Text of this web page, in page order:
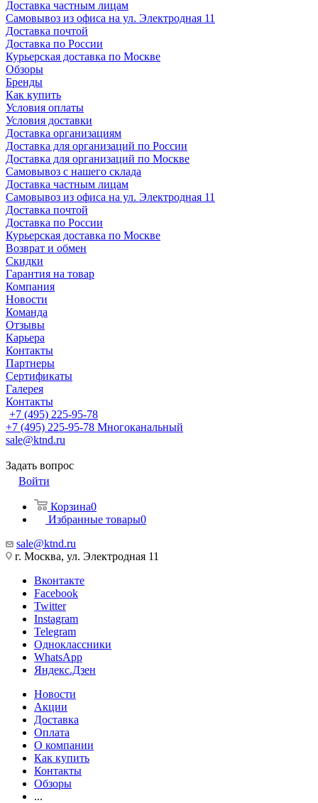
Доставка частным лицам
Самовывоз из офиса на ул. Электродная 11
Доставка почтой
Доставка по России
Курьерская доставка по Москве
Обзоры
Бренды
Как купить
Условия оплаты
Условия доставки
Доставка организациям
Доставка для организаций по России
Доставка для организаций по Москве
Самовывоз с нашего склада
Доставка частным лицам
Самовывоз из офиса на ул. Электродная 11
Доставка почтой
Доставка по России
Курьерская доставка по Москве
Возврат и обмен
Скидки
Гарантия на товар
Компания
Новости
Команда
Отзывы
Карьера
Контакты
Партнеры
Сертификаты
Галерея
Контакты
+7 (495) 225-95-78
+7 (495) 225-95-78 Многоканальный
sale@ktnd.ru
Задать вопрос
Войти
Корзина0
Избранные товары0
sale@ktnd.ru
г. Москва, ул. Электродная 11
Вконтакте
Facebook
Twitter
Instagram
Telegram
Одноклассники
WhatsApp
Яндекс.Дзен
Новости
Акции
Доставка
Оплата
О компании
Как купить
Контакты
Обзоры
...